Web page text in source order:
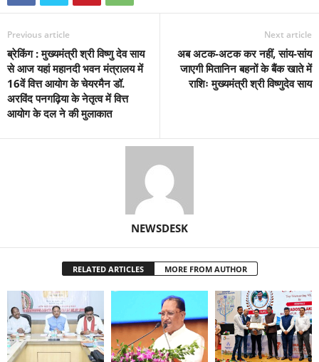
Previous article
ब्रेकिंग : मुख्यमंत्री श्री विष्णु देव साय
से आज यहां महानदी भवन मंत्रालय में
16वें वित्त आयोग के चेयरमैन डॉ.
अरविंद पनगढ़िया के नेतृत्व में वित्त
आयोग के दल ने की मुलाकात
Next article
अब अटक-अटक कर नहीं, सांय-सांय
जाएगी मितानिन बहनों के बैंक खाते में
राशिः मुख्यमंत्री श्री विष्णुदेव साय
NEWSDESK
RELATED ARTICLES MORE FROM AUTHOR